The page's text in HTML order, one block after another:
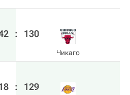
: 130
Чикаго
: 129